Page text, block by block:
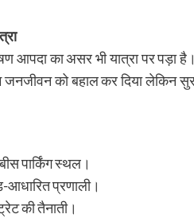
आपदा का असर भी यात्रा पर पड़ा
को बहाल कर दिया लेकिन
पार्किंग स्थल।
आधारित प्रणाली।
की तैनाती।